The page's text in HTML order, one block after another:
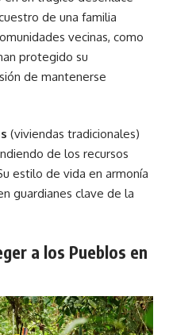
de una familia
vecinas, como
protegido su
de mantenerse
(viviendas tradicionales)
de los recursos
estilo de vida en armonía
guardianes clave de la
a los Pueblos en